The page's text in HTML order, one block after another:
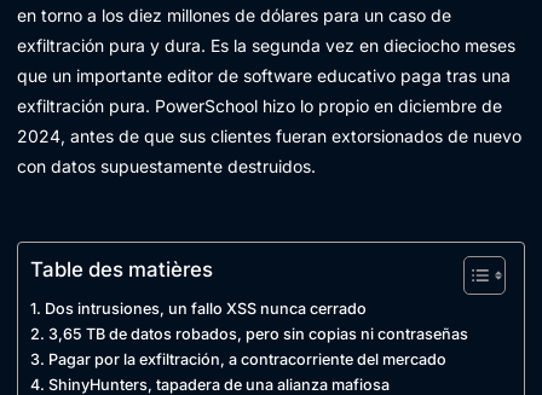
en torno a los diez millones de dólares para un caso de
exfiltración pura y dura. Es la segunda vez en dieciocho meses
que un importante editor de software educativo paga tras una
exfiltración pura. PowerSchool hizo lo propio en diciembre de
2024, antes de que sus clientes fueran extorsionados de nuevo
con datos supuestamente destruidos.
Table des matières
Dos intrusiones, un fallo XSS nunca cerrado
3,65 TB de datos robados, pero sin copias ni contraseñas
Pagar por la exfiltración, a contracorriente del mercado
ShinyHunters, tapadera de una alianza mafiosa